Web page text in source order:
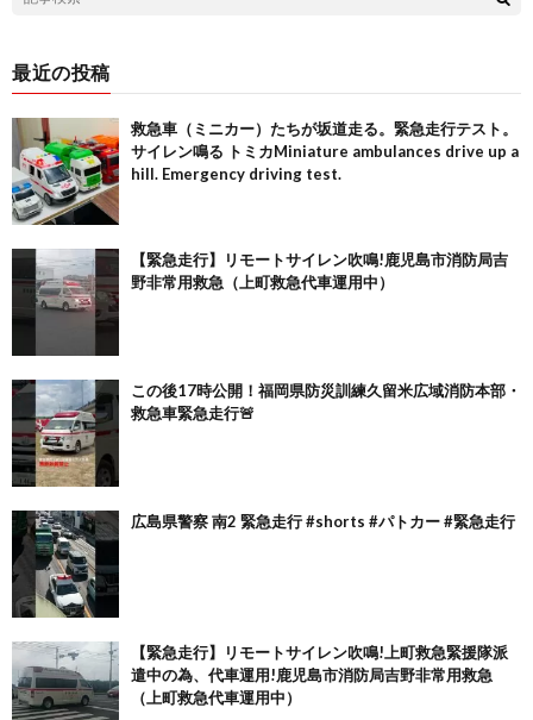
最近の投稿
救急車（ミニカー）たちが坂道走る。緊急走行テスト。
サイレン鳴る トミカMiniature ambulances drive up a
hill. Emergency driving test.
【緊急走行】リモートサイレン吹鳴!鹿児島市消防局吉
野非常用救急（上町救急代車運用中）
この後17時公開！福岡県防災訓練久留米広域消防本部・
救急車緊急走行🚨
広島県警察 南2 緊急走行 #shorts #パトカー #緊急走行
【緊急走行】リモートサイレン吹鳴!上町救急緊援隊派
遣中の為、代車運用!鹿児島市消防局吉野非常用救急
（上町救急代車運用中）